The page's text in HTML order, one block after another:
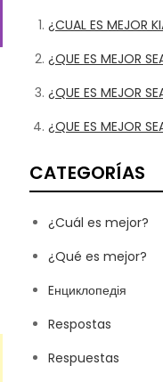
¿CUAL ES MEJOR
¿QUE ES MEJOR
¿QUE ES MEJOR
¿QUE ES MEJOR
CATEGORÍAS
¿Cuál es mejor?
¿Qué es mejor?
Eнциклопедія
Respostas
Respuestas